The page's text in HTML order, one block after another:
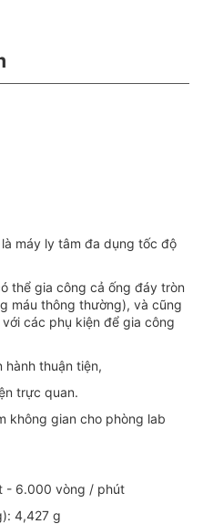
là máy ly tâm đa dụng tốc độ
thể gia công cả ống đáy tròn
máu thông thường), và cũng
các phụ kiện để gia công
thuận tiện,
trực quan.
không gian cho phòng lab
- 6.000 vòng / phút
4,427 g